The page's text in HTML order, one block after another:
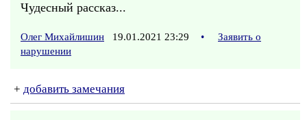
Чудесный рассказ...
Олег Михайлишин 19.01.2021 23:29 •
Заявить о
нарушении
+ добавить замечания